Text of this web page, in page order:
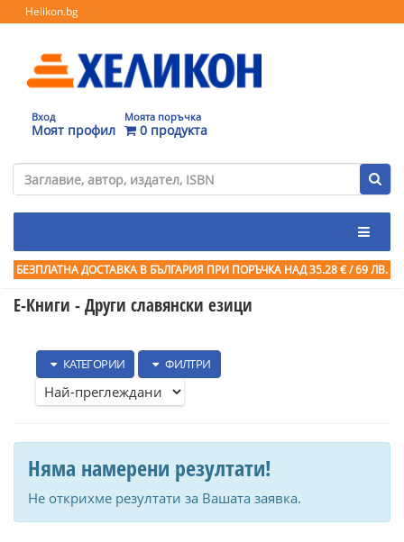
Helikon.bg
Вход
Моят профил
Моята поръчка
0 продукта
БЕЗПЛАТНА ДОСТАВКА В БЪЛГАРИЯ ПРИ ПОРЪЧКА НАД 35.28 € / 69 ЛВ.
Е-Книги - Други славянски езици
КАТЕГОРИИ ФИЛТРИ
Няма намерени резултати!
Не открихме резултати за Вашата заявка.